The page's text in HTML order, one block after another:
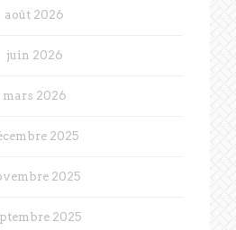
août 2026
juin 2026
mars 2026
2025
2025
2025